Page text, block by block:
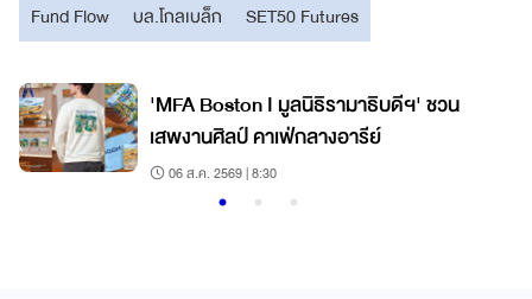
Fund Flow บล.โกลเบล็ก SET50 Futures
'MFA Boston I มูลนิธิรามาธิบดีฯ' ชวน
เสพงานศิลป์ คาเฟ่กลางอารีย์
06 ส.ค. 2569 | 8:30